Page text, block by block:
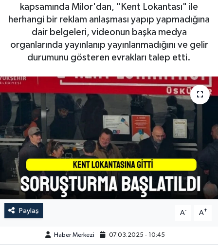
kapsamında Milor'dan, "Kent Lokantası" ile
herhangi bir reklam anlaşması yapıp yapmadığına
dair belgeleri, videonun başka medya
organlarında yayınlanıp yayınlanmadığını ve gelir
durumunu gösteren evrakları talep etti.
Paylaş A- A+
Haber Merkezi 07.03.2025 - 10:45